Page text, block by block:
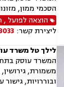
הסכמי ממון,
הוצאה לפועל ,
ליצירת קשר:
לילך טל משרד
המשרד עוסק
משמורת,
ובוררויות,